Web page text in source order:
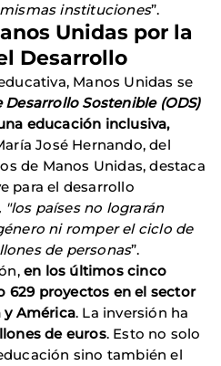
instituciones”.
Unidas por la
Desarrollo
Manos Unidas se
Desarrollo Sostenible (ODS)
educación inclusiva,
José Hernando, del
de Manos Unidas, destaca
para el desarrollo
, "los países no lograrán
ni romper el ciclo de
de personas”.
en los últimos cinco
629 proyectos en el sector
y América. La inversión ha
de euros. Esto no solo
sino también el